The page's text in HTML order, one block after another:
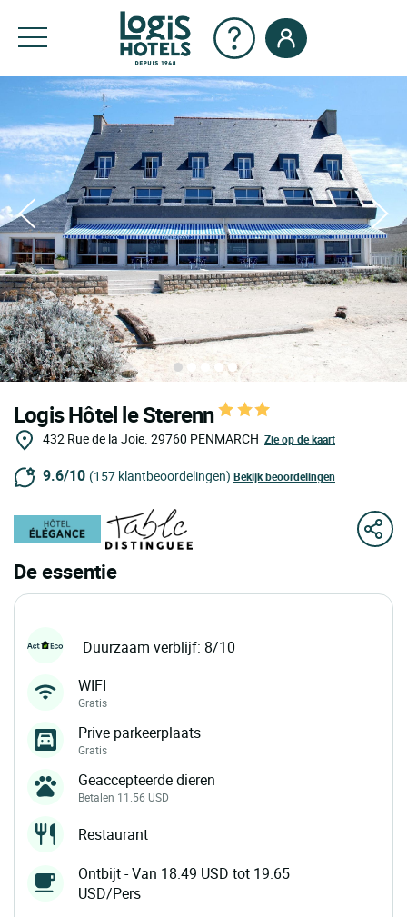
Logis Hôtel le Sterenn
432 Rue de la Joie. 29760 PENMARCH Zie op de kaart
9.6/10 (157 klantbeoordelingen) Bekijk beoordelingen
De essentie
Duurzaam verblijf: 8/10
WIFI
Gratis
Prive parkeerplaats
Gratis
Geaccepteerde dieren
Betalen 11.56 USD
Restaurant
Ontbijt - Van 18.49 USD tot 19.65
USD/Pers